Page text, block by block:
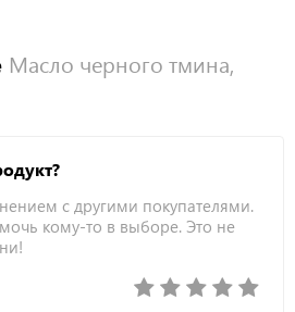
Масло черного тмина,
с другими покупателями.
кому-то в выборе. Это не